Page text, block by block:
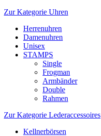
Zur Kategorie Uhren
Herrenuhren
Damenuhren
Unisex
STAMPS
Single
Frogman
Armbänder
Double
Rahmen
Zur Kategorie Lederaccessoires
Kellnerbörsen